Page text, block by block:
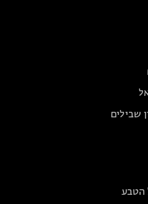
שבילים
הטבע